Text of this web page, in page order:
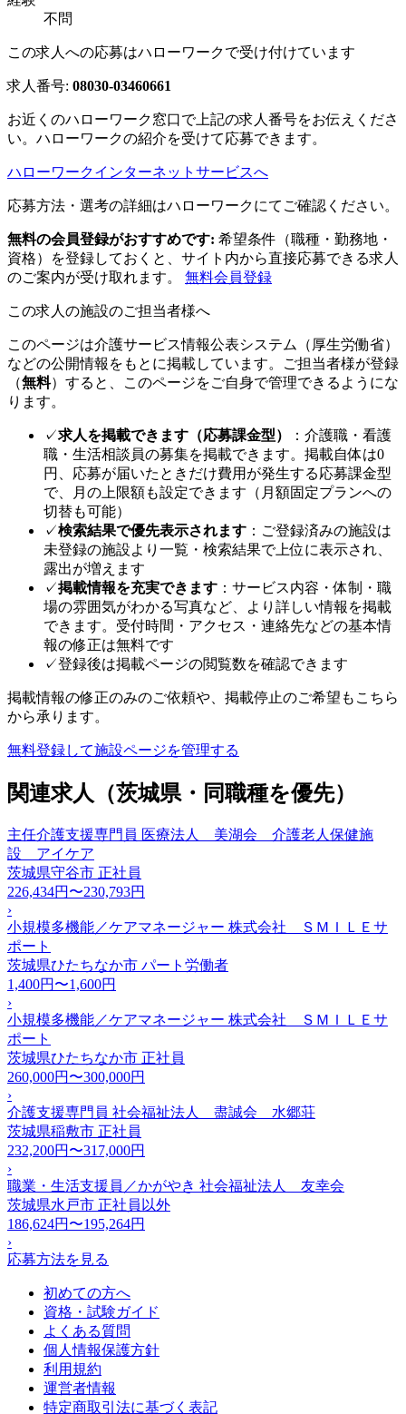
不問
この求人への応募はハローワークで受け付けています
求人番号: 08030-03460661
お近くのハローワーク窓口で上記の求人番号をお伝えくださ
い。ハローワークの紹介を受けて応募できます。
ハローワークインターネットサービスへ
応募方法・選考の詳細はハローワークにてご確認ください。
無料の会員登録がおすすめです: 希望条件（職種・勤務地・
資格）を登録しておくと、サイト内から直接応募できる求人
のご案内が受け取れます。 無料会員登録
この求人の施設のご担当者様へ
このページは介護サービス情報公表システム（厚生労働省）
などの公開情報をもとに掲載しています。ご担当者様が登録
（無料）すると、このページをご自身で管理できるようにな
ります。
✓求人を掲載できます（応募課金型）
：介護職・看護
職・生活相談員の募集を掲載できます。掲載自体は0
円、応募が届いたときだけ費用が発生する応募課金型
で、月の上限額も設定できます（月額固定プランへの
切替も可能）
✓検索結果で優先表示されます ：ご登録済みの施設は
未登録の施設より一覧・検索結果で上位に表示され、
露出が増えます
✓掲載情報を充実できます ：サービス内容・体制・職
場の雰囲気がわかる写真など、より詳しい情報を掲載
できます。受付時間・アクセス・連絡先などの基本情
報の修正は無料です
✓登録後は掲載ページの閲覧数を確認できます
掲載情報の修正のみのご依頼や、掲載停止のご希望もこちら
から承ります。
無料登録して施設ページを管理する
関連求人（茨城県・同職種を優先）
主任介護支援専門員 医療法人 美湖会 介護老人保健施
設 アイケア
茨城県守谷市 正社員
226,434円〜230,793円
›
小規模多機能／ケアマネージャー 株式会社 ＳＭＩＬＥサ
ポート
茨城県ひたちなか市 パート労働者
1,400円〜1,600円
›
小規模多機能／ケアマネージャー 株式会社 ＳＭＩＬＥサ
ポート
茨城県ひたちなか市 正社員
260,000円〜300,000円
›
介護支援専門員 社会福祉法人 盡誠会 水郷荘
茨城県稲敷市 正社員
232,200円〜317,000円
›
職業・生活支援員／かがやき 社会福祉法人 友幸会
茨城県水戸市 正社員以外
186,624円〜195,264円
›
応募方法を見る
初めての方へ
資格・試験ガイド
よくある質問
個人情報保護方針
利用規約
運営者情報
特定商取引法に基づく表記